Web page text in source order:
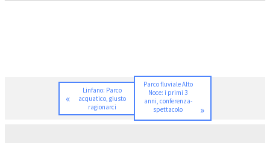
«
Linfano: Parco
acquatico, giusto
ragionarci
Parco fluviale Alto
Noce: i primi 3
anni, conferenza-
spettacolo
»